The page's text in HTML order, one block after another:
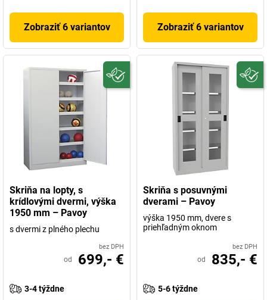
Zobraziť 6 variantov Zobraziť 6 variantov
Skriňa na lopty, s
krídlovými dvermi, výška
1950 mm – Pavoy
s dvermi z plného plechu
bez DPH
od 699,- €
3-4 týždne
Skriňa s posuvnými
dverami – Pavoy
výška 1950 mm, dvere s
priehľadným oknom
bez DPH
od 835,- €
5-6 týždne